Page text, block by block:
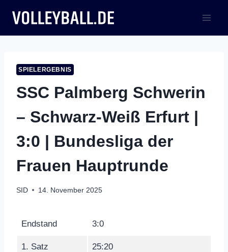
Inhalt
springen
SPIELERGEBNIS
SSC Palmberg Schwerin
– Schwarz-Weiß Erfurt |
3:0 | Bundesliga der
Frauen Hauptrunde
SID 14. November 2025
Endstand 3:0
1. Satz 25:20